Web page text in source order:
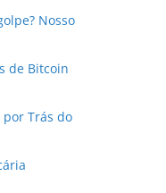
Nosso
de Bitcoin
Trás do